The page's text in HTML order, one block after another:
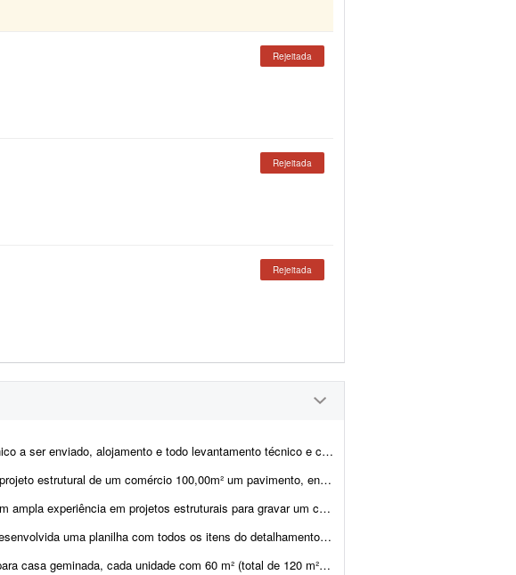
Rejeitada
Rejeitada
Rejeitada
alojamento e todo levantamento técnico e cortes, pequeno porte.
comércio 100,00m² um pavimento, enviarei o projeto arquitetônico. Preciso detalhamentos fundação (sapatas isoladas), Vigas bal...
estruturais para gravar um curso profissional sobre concepção e desenvolvimento de...
todos os itens do detalhamento dos banheiros e copas para, com isso, elaborar o orçamento. Não consigo enviar por aqui o arquivo AutoCAD...
com 60 m² (total de 120 m² de área construída). - Projeto estrutural - Projeto hidráulico - Projeto el&eacut...